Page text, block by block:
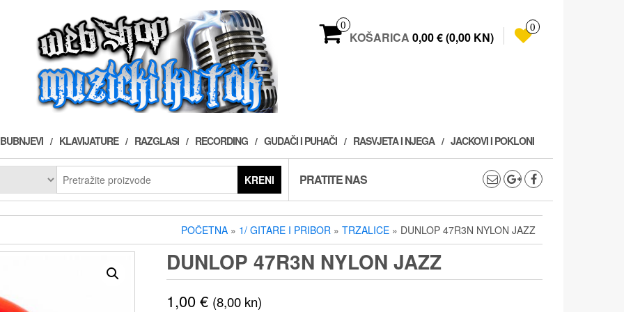
0
KOŠARICA 0,00 € (0,00 KN)
0
BUBNJEVI KLAVIJATURE RAZGLASI RECORDING GUDAČI I PUHAČI RASVJETA I NJEGA JACKOVI I POKLONI
KRENI PRATITE NAS
POČETNA » 1/ GITARE I PRIBOR » TRZALICE » DUNLOP 47R3N NYLON JAZZ
DUNLOP 47R3N NYLON JAZZ
1,00€ (8,00 kn)